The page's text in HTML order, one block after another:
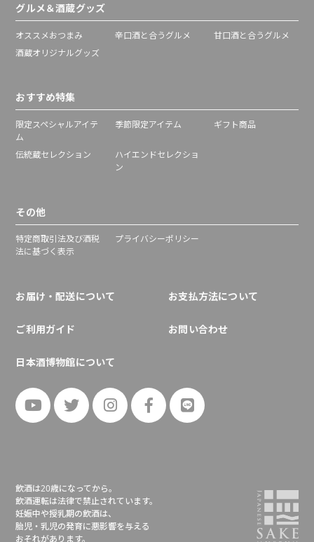
グルメ＆酒蔵グッズ
オススメおつまみ 辛口酒と合うグルメ
甘口酒と合うグルメ
酒蔵オリジナルグッズ
おすすめ特集
限定スペシャルアイテ
ム
季節限定アイテム ギフト商品
伝統蔵セレクション
ハイエンドセレクショ
ン
その他
特定商取引法及び酒税
法に基づく表示
プライバシーポリシー
お届け・配送について お支払方法について
ご利用ガイド お問い合わせ
日本酒博物館について
飲酒は20歳になってから。
飲酒運転は法律で禁止されています。
妊娠中や授乳期の飲酒は、
胎児・乳児の発育に悪影響を与える
おそれがあります。